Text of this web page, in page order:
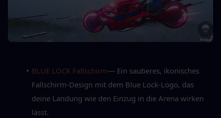
BLUE LOCK Fallschirm— Ein sauberes, ikonisches
Fallschirm-Design mit dem Blue Lock-Logo, das
deine Landung wie den Einzug in die Arena wirken
lässt.